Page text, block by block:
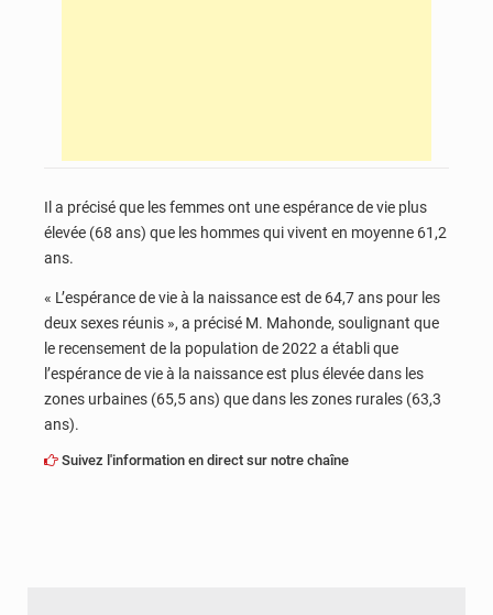
Il a précisé que les femmes ont une espérance de vie plus
élevée (68 ans) que les hommes qui vivent en moyenne 61,2
ans.
« L’espérance de vie à la naissance est de 64,7 ans pour les
deux sexes réunis », a précisé M. Mahonde, soulignant que
le recensement de la population de 2022 a établi que
l’espérance de vie à la naissance est plus élevée dans les
zones urbaines (65,5 ans) que dans les zones rurales (63,3
ans).
Suivez l'information en direct sur notre chaîne